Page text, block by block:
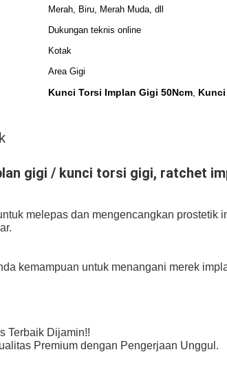
Merah, Biru, Merah Muda, dll
Dukungan teknis online
Kotak
Area Gigi
Kunci Torsi Implan Gigi 50Ncm,
gigi / kunci torsi gigi, ratchet
melepas dan mengencangkan
kemampuan untuk menangani merek
Terbaik Dijamin!!
Premium dengan Pengerjaan Unggul.